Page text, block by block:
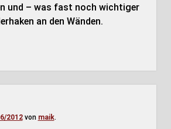
und – was fast noch wichtiger
an den Wänden.
2012von maik.